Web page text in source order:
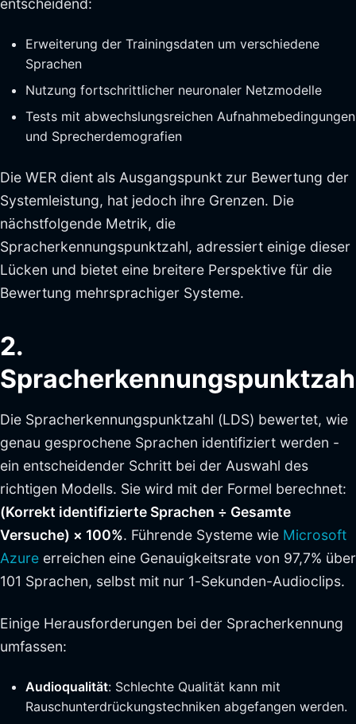
entscheidend:
Erweiterung der Trainingsdaten um verschiedene
Sprachen
Nutzung fortschrittlicher neuronaler Netzmodelle
Tests mit abwechslungsreichen Aufnahmebedingungen
und Sprecherdemografien
Die WER dient als Ausgangspunkt zur Bewertung der
Systemleistung, hat jedoch ihre Grenzen. Die
nächstfolgende Metrik, die
Spracherkennungspunktzahl, adressiert einige dieser
Lücken und bietet eine breitere Perspektive für die
Bewertung mehrsprachiger Systeme.
2.
Die Spracherkennungspunktzahl (LDS) bewertet, wie
genau gesprochene Sprachen identifiziert werden -
ein entscheidender Schritt bei der Auswahl des
richtigen Modells. Sie wird mit der Formel berechnet:
(Korrekt identifizierte Sprachen ÷ Gesamte
Versuche) × 100%. Führende Systeme wie Microsoft
Azure erreichen eine Genauigkeitsrate von 97,7% über
101 Sprachen, selbst mit nur 1-Sekunden-Audioclips.
Einige Herausforderungen bei der Spracherkennung
umfassen:
Audioqualität: Schlechte Qualität kann mit
Rauschunterdrückungstechniken abgefangen werden.